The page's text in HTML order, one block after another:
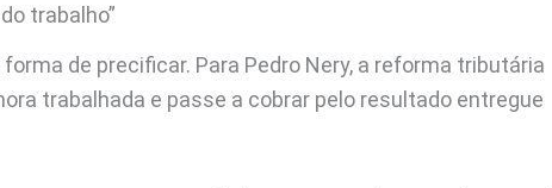
trabalho”
de precificar. Para Pedro Nery, a reforma tributária
trabalhada e passe a cobrar pelo resultado entregue